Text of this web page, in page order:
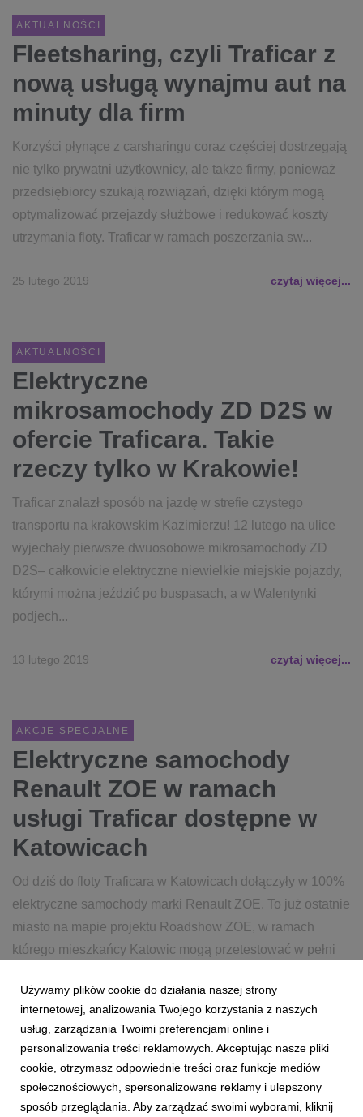
AKTUALNOŚCI
Fleetsharing, czyli Traficar z
nową usługą wynajmu aut na
minuty dla firm
Korzyści płynące z carsharingu coraz częściej dostrzegają
nie tylko prywatni użytkownicy, ale także firmy, ponieważ
przedsiębiorcy szukają rozwiązań, dzięki którym mogą
optymalizować przejazdy służbowe i redukować koszty
utrzymania floty. Traficar w ramach poszerzania sw...
25 lutego 2019 czytaj więcej...
AKTUALNOŚCI
Elektryczne
mikrosamochody ZD D2S w
ofercie Traficara. Takie
rzeczy tylko w Krakowie!
Traficar znalazł sposób na jazdę w strefie czystego
transportu na krakowskim Kazimierzu! 12 lutego na ulice
wyjechały pierwsze dwuosobowe mikrosamochody ZD
D2S– całkowicie elektryczne niewielkie miejskie pojazdy,
którymi można jeździć po buspasach, a w Walentynki
podjech...
13 lutego 2019 czytaj więcej...
AKCJE SPECJALNE
Elektryczne samochody
Renault ZOE w ramach
usługi Traficar dostępne w
Katowicach
Od dziś do floty Traficara w Katowicach dołączyły w 100%
elektryczne samochody marki Renault ZOE. To już ostatnie
miasto na mapie projektu Roadshow ZOE, w ramach
którego mieszkańcy Katowic mogą przetestować w pełni
15 stycznia 2019 czytaj więcej...
Używamy plików cookie do działania naszej strony
internetowej, analizowania Twojego korzystania z naszych
usług, zarządzania Twoimi preferencjami online i
personalizowania treści reklamowych. Akceptując nasze pliki
cookie, otrzymasz odpowiednie treści oraz funkcje mediów
społecznościowych, spersonalizowane reklamy i ulepszony
sposób przeglądania. Aby zarządzać swoimi wyborami, kliknij